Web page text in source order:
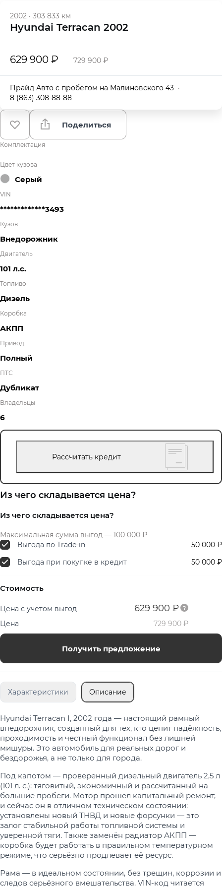
2002 · 303 833 км
Hyundai Terracan 2002
629 900 ₽ 729 900 ₽
Прайд Авто с пробегом на Малиновского 43 ·
8 (863) 308-88-88
Поделиться
Комплектация
Цвет кузова
Серый
VIN
*************3493
Кузов
Внедорожник
Двигатель
101 л.с.
Топливо
Дизель
Коробка
АКПП
Привод
Полный
ПТС
Дубликат
Владельцы
6
Рассчитать кредит
Из чего складывается цена?
Из чего складывается цена?
Максимальная сумма выгод — 100 000 ₽
Выгода по Trade-in
50 000 ₽
Выгода при покупке в кредит
50 000 ₽
Стоимость
Цена с учетом выгод 629 900 ₽
Цена 729 900 ₽
Получить предложение
Характеристики Описание
Hyundai Terracan I, 2002 года — настоящий рамный
внедорожник, созданный для тех, кто ценит надёжность,
проходимость и честный функционал без лишней
мишуры. Это автомобиль для реальных дорог и
бездорожья, а не только для города.
Под капотом — проверенный дизельный двигатель 2,5 л
(101 л. с.): тяговитый, экономичный и рассчитанный на
большие пробеги. Мотор прошёл капитальный ремонт,
и сейчас он в отличном техническом состоянии:
установлены новый ТНВД и новые форсунки — это
залог стабильной работы топливной системы и
уверенной тяги. Также заменён радиатор АКПП —
коробка будет работать в правильном температурном
режиме, что серьёзно продлевает её ресурс.
Рама — в идеальном состоянии, без трещин, коррозии и
следов серьёзного вмешательства. VIN-код читается